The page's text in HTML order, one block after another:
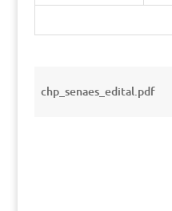
chp_senaes_edital.pdf